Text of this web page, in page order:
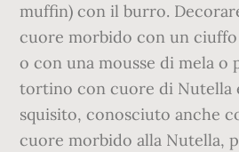
muffin) con il burro.
cuore morbido con un
o con una mousse di mela o
tortino con cuore di Nutella
squisito, conosciuto anche
cuore morbido alla Nutella,